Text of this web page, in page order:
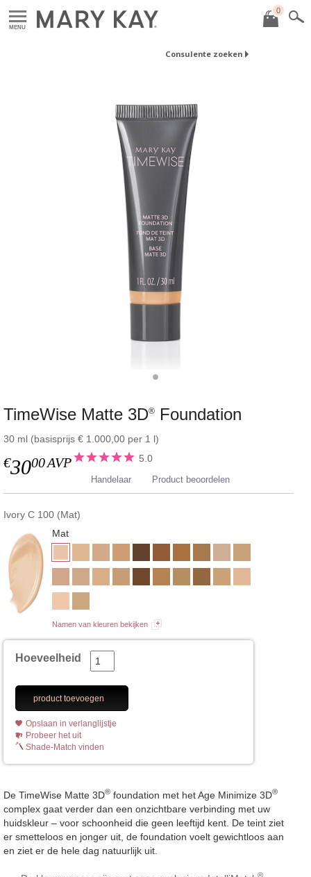
MENU
0
Consulente zoeken
TimeWise Matte 3D® Foundation
30 ml (basisprijs € 1.000,00 per 1 l)
€3000AVP 5.0
Handelaar Product beoordelen
Ivory C 100 (Mat)
Mat
Namen van kleuren bekijken
Hoeveelheid
product toevoegen
Opslaan in verlanglijstje
Probeer het uit
Shade-Match vinden
De TimeWise Matte 3D® foundation met het Age Minimize 3D®
complex gaat verder dan een onzichtbare verbinding met uw
huidskleur – voor schoonheid die geen leeftijd kent. De teint ziet
er smetteloos en jonger uit, de foundation voelt gewichtloos aan
en ziet er de hele dag natuurlijk uit.
®